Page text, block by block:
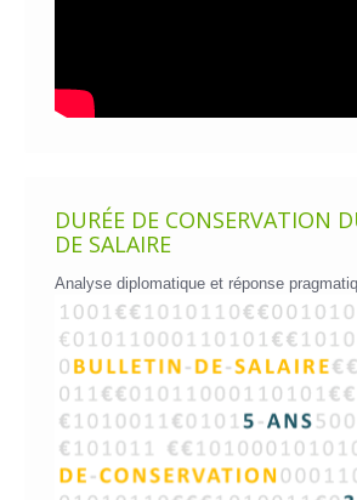
DURÉE DE CONSERVATION
DE SALAIRE
Analyse diplomatique et réponse